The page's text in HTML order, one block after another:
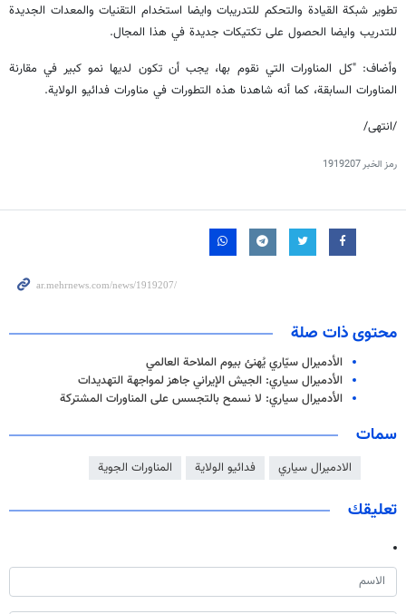
تطوير شبكة القيادة والتحكم للتدريبات وايضا استخدام التقنيات والمعدات الجديدة
للتدريب وايضا الحصول على تكتيكات جديدة في هذا المجال.
وأضاف: "كل المناورات التي نقوم بها، يجب أن تكون لديها نمو كبير في مقارنة
المناورات السابقة، كما أنه شاهدنا هذه التطورات في مناورات فدائيو الولاية.
/انتهى/
رمز الخبر1919207
محتوى ذات صلة
الأدميرال سيّاري يُهنئ بيوم الملاحة العالمي
الأدميرال سياري: الجيش الإيراني جاهز لمواجهة التهديدات
الأدميرال سياري: لا نسمح بالتجسس على المناورات المشتركة
سمات
الادميرال سياري فدائيو الولاية المناورات الجوية
تعليقك